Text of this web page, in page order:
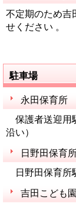
不定期のため吉
せください 。
駐車場
永田保育所
保護者送迎用
沿い）
日野田保育
日野田保育所
吉田こども園